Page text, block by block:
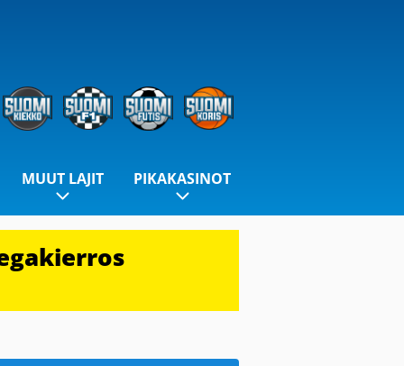
MUUT LAJIT PIKAKASINOT